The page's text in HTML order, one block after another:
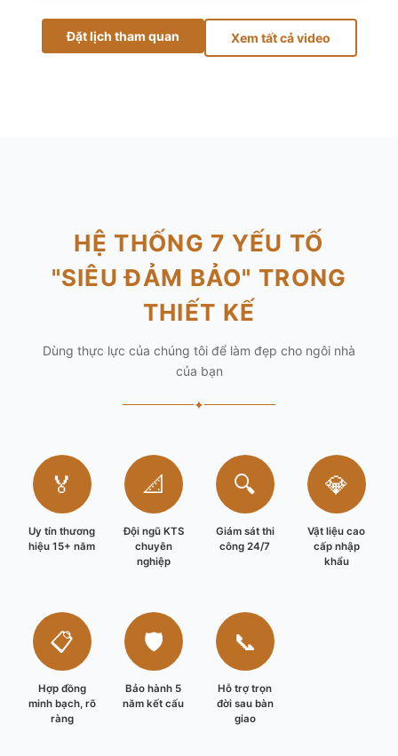
Đặt lịch tham quan Xem tất cả video
HỆ THỐNG 7 YẾU TỐ
"SIÊU ĐẢM BẢO" TRONG
THIẾT KẾ
Dùng thực lực của chúng tôi để làm đẹp cho ngôi nhà
của bạn
✦
🏅
Uy tín thương
hiệu 15+ năm
📐
Đội ngũ KTS
chuyên
nghiệp
🔍
Giám sát thi
công 24/7
💎
Vật liệu cao
cấp nhập
khẩu
📋
Hợp đồng
minh bạch, rõ
ràng
🛡️
Bảo hành 5
năm kết cấu
📞
Hỗ trợ trọn
đời sau bàn
giao